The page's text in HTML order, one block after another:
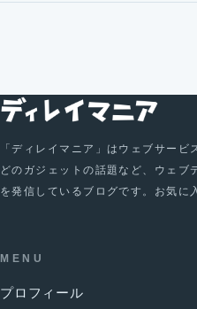
「ディレイマニア」はウェブサー
どのガジェットの話題など、ウェブ
を発信しているブログです。お気に
MENU
プロフィール